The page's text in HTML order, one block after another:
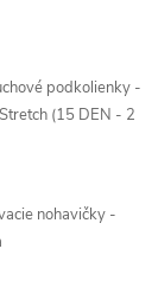
podkolienky -
(15 DEN - 2
nohavičky -